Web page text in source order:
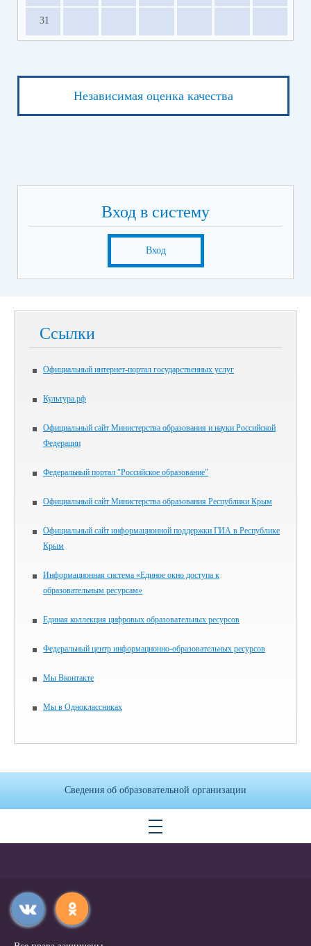
31
Независимая оценка качества
Вход в систему
Вход
Ссылки
Официальный интернет-портал государственных услуг
Культура.рф
Официальный сайт Министерства образования и науки Российской
Федерации
Федеральный портал "Российское образование"
Официальный сайт Министерства образования Республики Крым
Официальный сайт информационной поддержки ГИА в Республике
Крым
Информационная система «Единое окно доступа к
образовательным ресурсам»
Единая коллекция цифровых образовательных ресурсов
Федеральный центр информационно-образовательных ресурсов
Мы Вконтакте
Мы в Одноклассниках
Сведения об образовательной организации